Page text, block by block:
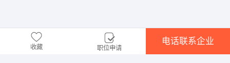
收藏 职位申请
电话联系企业